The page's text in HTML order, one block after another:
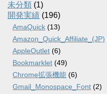
未分類 (1)
開発実績 (196)
AmaQuick (13)
Amazon_Quick_Affiliate_(JP)
AppleOutlet (6)
Bookmarklet (49)
Chrome拡張機能 (6)
Gmail_Monospace_Font (2)